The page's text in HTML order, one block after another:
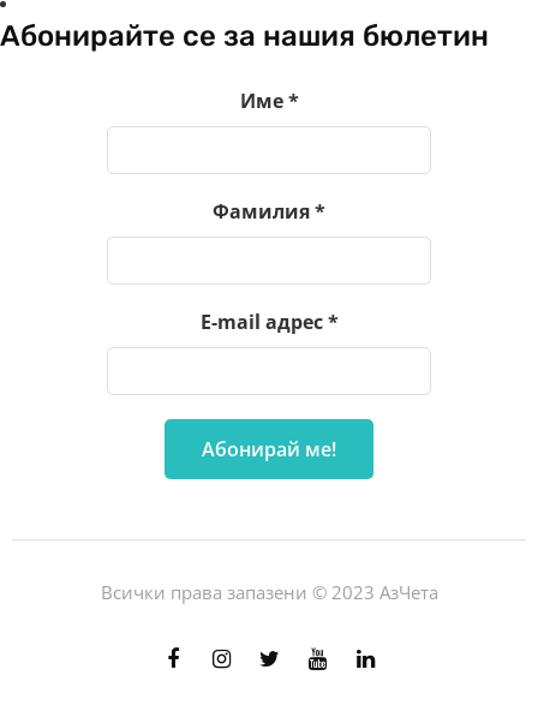
Абонирайте се за нашия бюлетин
Име*
Фамилия*
E-mail адрес*
Всички права запазени © 2023 АзЧета